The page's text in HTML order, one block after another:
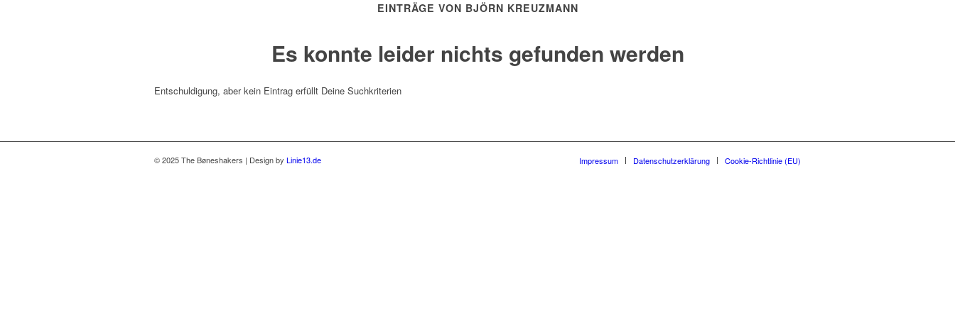
EINTRÄGE VON BJÖRN KREUZMANN
Es konnte leider nichts gefunden werden
Entschuldigung, aber kein Eintrag erfüllt Deine Suchkriterien
© 2025 The Bøneshakers | Design by Linie13.de Impressum Datenschutzerklärung Cookie-Richtlinie (EU)